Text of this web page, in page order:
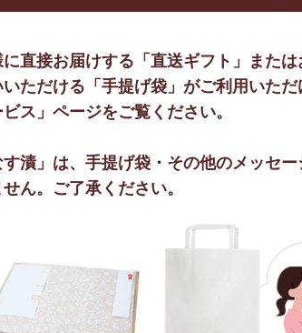
直接お届けする「直送ギフト」また
ただける「手提げ袋」がご利用いただ
ス」ページをご覧ください。
漬」は、手提げ袋・その他のメッセー
ん。ご了承ください。